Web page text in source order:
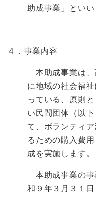
助成事業」といい
４．事業内容
本助成事業は、
に地域の社会福
っている、原則
い民間団体（以
て、ボランティ
るための購入費
成を実施します。
本助成事業の事
和９年３月３１日